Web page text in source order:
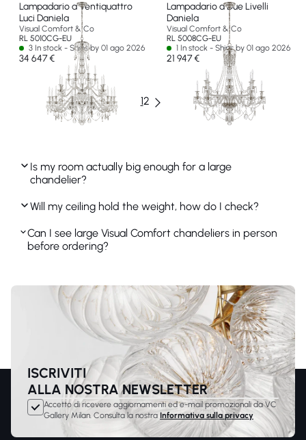
Lampadario a Ventiquattro
Luci Daniela
Visual Comfort & Co
RL 5010CG-EU
3 In stock - Ships by 01 ago 2026
34 647 €
Lampadario a Due Livelli
Daniela
Visual Comfort & Co
RL 5008CG-EU
1 In stock - Ships by 01 ago 2026
21 947 €
12
Is my room actually big enough for a large
chandelier?
Will my ceiling hold the weight, how do I check?
Can I see large Visual Comfort chandeliers in person
before ordering?
ISCRIVITI
ALLA NOSTRA NEWSLETTER
Accetto di ricevere aggiornamenti ed e-mail promozionali da VC
Gallery Milan. Consulta la nostra Informativa sulla privacy